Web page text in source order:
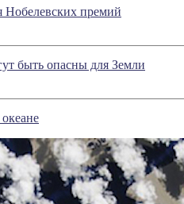
Нобелевских премий
быть опасны для Земли